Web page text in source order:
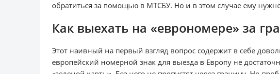
обратиться за помощью в МТСБУ. Но и в этом случае ему
Как выехать на «еврономере» за
Этот наивный на первый взгляд вопрос содержит в себе
европейский номерной знак для выезда в Европу не